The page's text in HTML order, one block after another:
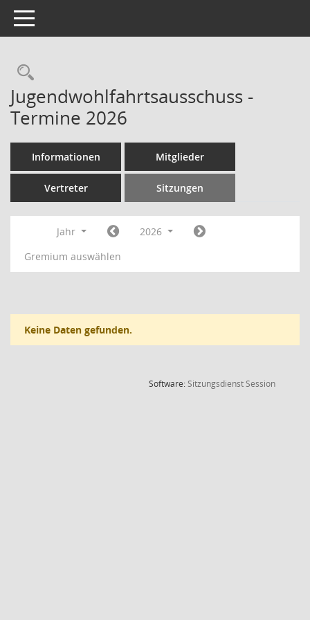
Toggle navigation
Rechercheauswahl
Jugendwohlfahrtsausschuss -
Termine 2026
Informationen Mitglieder
Vertreter Sitzungen
Jahr
2026
Gremium auswählen
Keine Daten gefunden.
Software:SitzungsdienstSession(Wird in